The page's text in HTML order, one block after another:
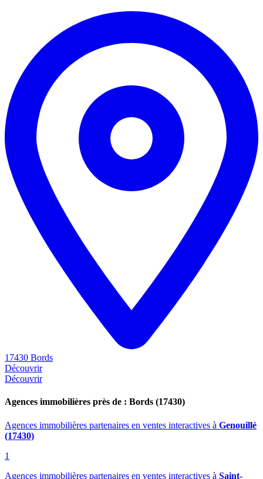
17430 Bords
Découvrir
Découvrir
Agences immobilières près de : Bords (17430)
Agences immobilières partenaires en ventes interactives à Genouillé
(17430)
1
Agences immobilières partenaires en ventes interactives à Saint-